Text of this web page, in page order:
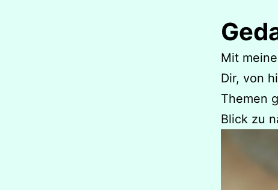
Mit
Dir, von
Themen
Blick zu